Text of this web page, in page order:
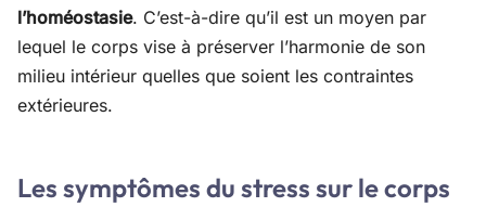
l’homéostasie. C’est-à-dire qu’il est un moyen par
lequel le corps vise à préserver l’harmonie de son
milieu intérieur quelles que soient les contraintes
extérieures.
Les symptômes du stress sur le corps